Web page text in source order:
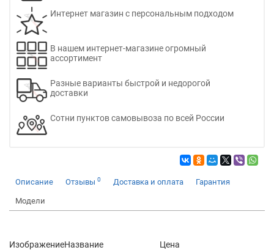
Интернет магазин с персональным подходом
В нашем интернет-магазине огромный
ассортимент
Разные варианты быстрой и недорогой
доставки
Сотни пунктов самовывоза по всей России
Описание Отзывы 0 Доставка и оплата Гарантия
Модели
ИзображениеНазвание Цена